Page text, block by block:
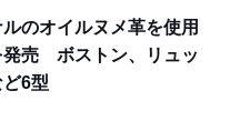
のオイルヌメ革を使用
発売 ボストン、リュッ
6型